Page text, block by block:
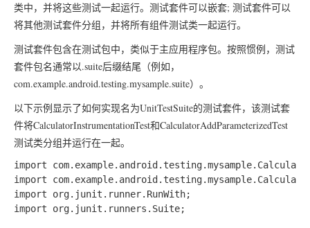
类中，并将这些测试一起运行。测试套件可以嵌套; 测试套件可以
将其他测试套件分组，并将所有组件测试类一起运行。
测试套件包含在测试包中，类似于主应用程序包。按照惯例，测试
套件包名通常以.suite后缀结尾（例如，
com.example.android.testing.mysample.suite）。
以下示例显示了如何实现名为UnitTestSuite的测试套件，该测试套
件将CalculatorInstrumentationTest和CalculatorAddParameterizedTest
测试类分组并运行在一起。
import
import
import org.junit.runner.RunWith;
import org.junit.runners.Suite;